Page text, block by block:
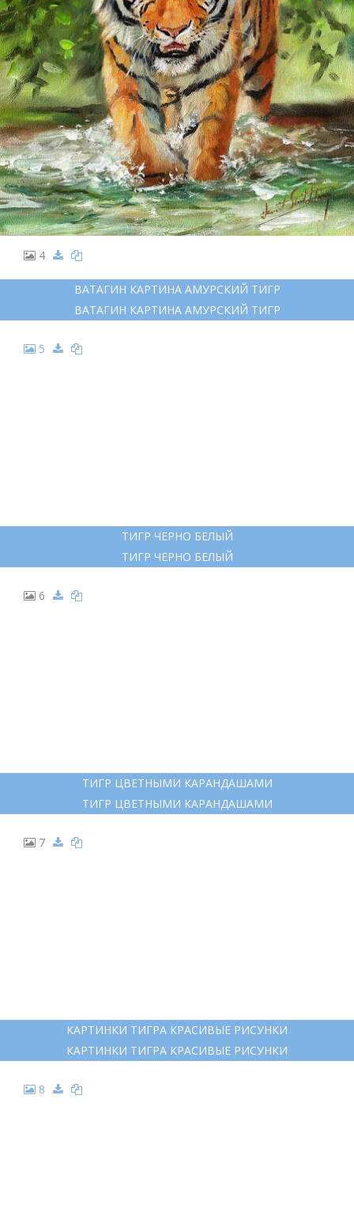
4
ВАТАГИН КАРТИНА АМУРСКИЙ ТИГР
ВАТАГИН КАРТИНА АМУРСКИЙ ТИГР